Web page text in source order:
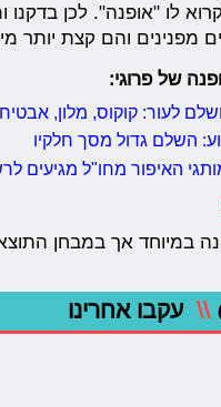
לו "אופנה". לכן בדקנו
מפנינים והם קצת יותר
של פרוגי:
לעור: קוקוס, מלון, אבטיח
השלם גדול מסך חלקיו
מותגי האיפור מחו"ל מגיעים
במיוחד אך במבחן
\\ עקבו אחרינו